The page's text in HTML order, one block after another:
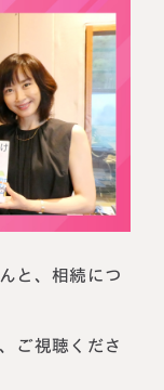
と、相続につ
ご視聴くださ